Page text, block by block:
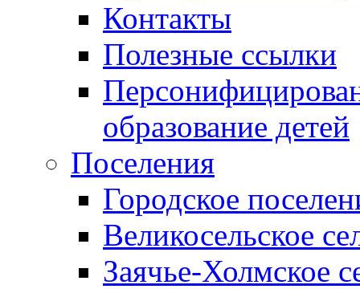
Контакты
Полезные ссылки
образование детей
Поселения
Городское
Великосельское
Заячье-Холмское